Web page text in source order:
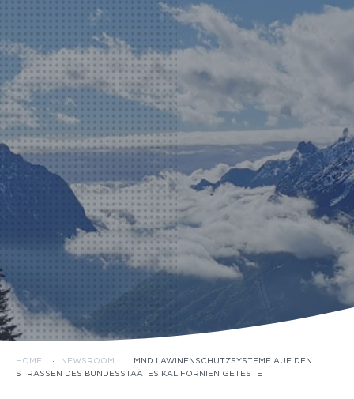
HOME · NEWSROOM ·
MND LAWINENSCHUTZSYSTEME AUF DEN
STRASSEN DES BUNDESSTAATES KALIFORNIEN GETESTET